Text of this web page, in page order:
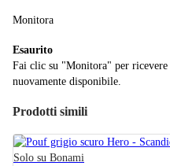
Monitora
Esaurito
Fai clic su "Monitora" per ricevere
nuovamente disponibile.
Prodotti simili
Solo su Bonami